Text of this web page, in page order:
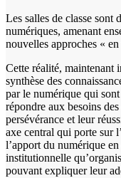
Les salles de classe sont
numériques, amenant
nouvelles approches «
Cette réalité, maintenant
synthèse des
par le numérique qui
répondre aux besoins
persévérance et leur
axe central qui porte sur
l’apport du numérique
institutionnelle
pouvant expliquer leur